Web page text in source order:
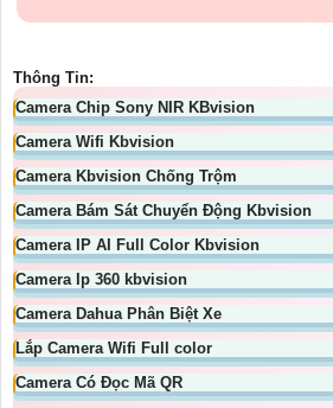
Thông Tin:
Camera Chip Sony NIR KBvision
Camera Wifi Kbvision
Camera Kbvision Chống Trộm
Camera Bám Sát Chuyển Động Kbvision
Camera IP AI Full Color Kbvision
Camera Ip 360 kbvision
Camera Dahua Phân Biệt Xe
Lắp Camera Wifi Full color
Camera Có Đọc Mã QR